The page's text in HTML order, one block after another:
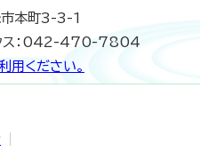
本町3-3-1
ス：042-470-7804
用ください。